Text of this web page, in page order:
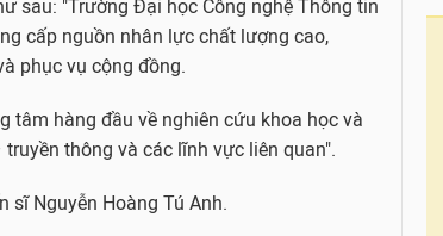
sau: "Trường Đại học Công nghệ Thông tin
cấp nguồn nhân lực chất lượng cao,
phục vụ cộng đồng.
tâm hàng đầu về nghiên cứu khoa học và
thông và các lĩnh vực liên quan".
sĩ Nguyễn Hoàng Tú Anh.